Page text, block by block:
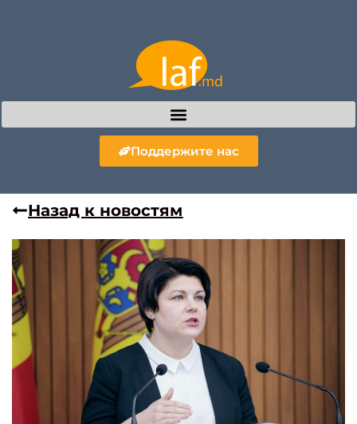
Поддержите нас
Назад к новостям